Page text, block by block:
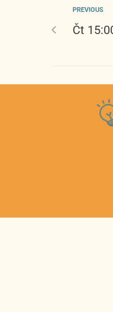
PREVIOUS
Čt